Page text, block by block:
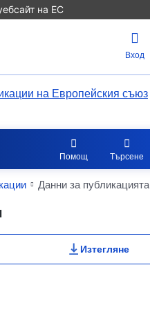
на ЕС
Вход
на Европейския съюз
Помощ Търсене
Данни за публикацията
Actions Portlet
Изтегляне